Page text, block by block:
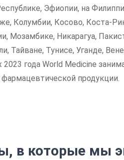
Эфиопии, на
Колумбии, Косово, Коста-
Мозамбике, Никарагуа,
Тайване, Тунисе, Уганде,
года World Medicine
фармацевтической продукции.
в которые мы